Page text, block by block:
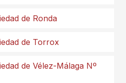
de Ronda
de Torrox
de Vélez-Málaga Nº